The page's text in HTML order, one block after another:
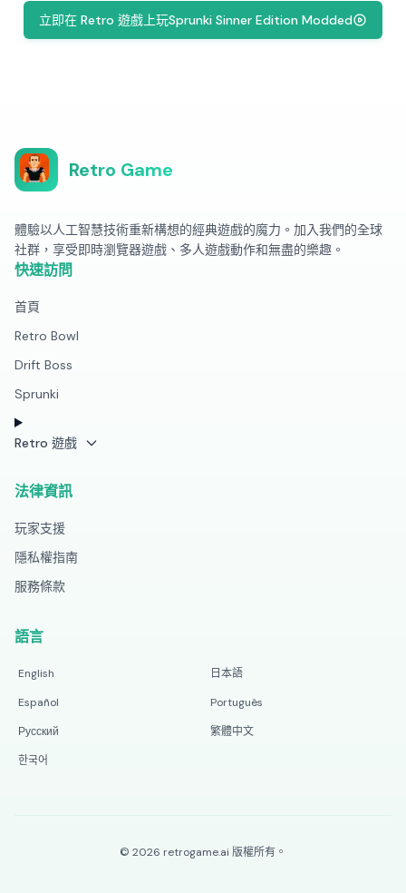
立即在 Retro 遊戲上玩Sprunki Sinner Edition Modded
Retro Game
體驗以人工智慧技術重新構想的經典遊戲的魔力。加入我們的全球
社群，享受即時瀏覽器遊戲、多人遊戲動作和無盡的樂趣。
快速訪問
首頁
Retro Bowl
Drift Boss
Sprunki
Retro 遊戲
法律資訊
玩家支援
隱私權指南
服務條款
語言
English
日本語
Español
Português
Русский
繁體中文
한국어
© 2026 retrogame.ai 版權所有。